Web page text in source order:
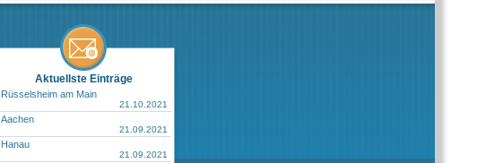
Aktuellste Einträge
Rüsselsheim am Main
21.10.2021
Aachen
21.09.2021
Hanau
21.09.2021